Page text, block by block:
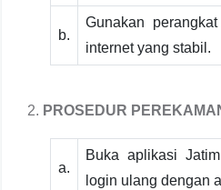
b.
Gunakan
internet yang stabil.
PROSEDUR
a.
Buka aplikasi
login ulang dengan